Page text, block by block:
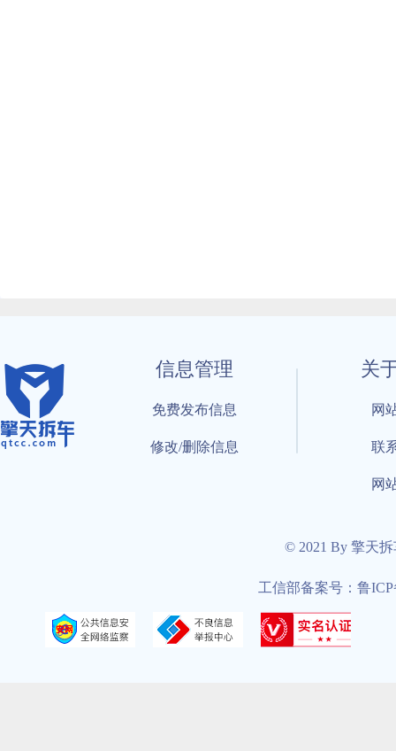
信息管理
免费发布信息
修改/删除信息
关
网
联
网
© 2021 By 擎天
工信部备案号：鲁